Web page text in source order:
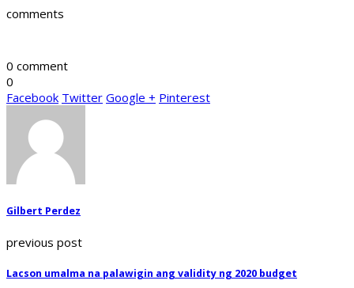
comments
0 comment
0
Facebook Twitter Google + Pinterest
Gilbert Perdez
previous post
Lacson umalma na palawigin ang validity ng 2020 budget